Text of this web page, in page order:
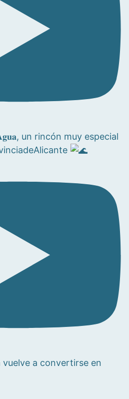
𝐀𝐠𝐮𝐚, un rincón muy especial
a convertirse en